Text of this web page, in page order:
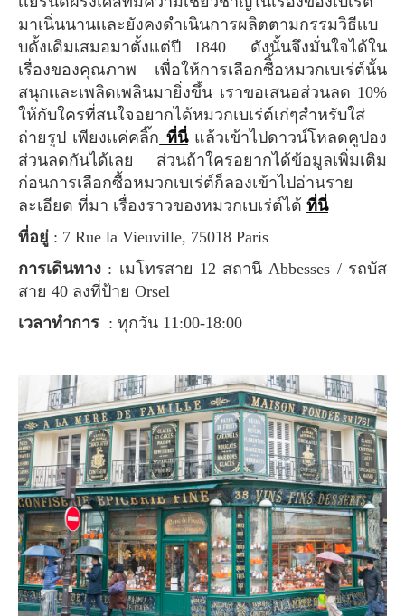
มาเนิ่นนานเเละยังคงดำเนินการผลิตตามกรรมวิธีเเบ
บดั้งเดิมเสมอมาตั้งเเต่ปี 1840 ดังนั้นจึงมั่นใจได้ใน
เรื่องของคุณภาพ เพื่อให้การเลือกซืิ้อหมวกเบเร่ต์นั้น
สนุกเเละเพลิดเพลินมายิ่งขึ้น เราขอเสนอส่วนลด 10%
ให้กับใครที่สนใจอยากได้หมวกเบเร่ต์เก๋ๆสำหรับใส่
ถ่ายรูป เพียงเเค่คลิ๊ก ที่นี่แล้วเข้าไปดาวน์โหลดคูปอง
ส่วนลดกันได้เลย ส่วนถ้าใครอยากได้ข้อมูลเพิ่มเติม
ก่อนการเลือกซื้อหมวกเบเร่ต์ก็ลองเข้าไปอ่านราย
ละเอียด ที่มา เรื่องราวของหมวกเบเร่ต์ได้ ที่นี่
ที่อยู่ : 7 Rue la Vieuville, 75018 Paris
การเดินทาง : เมโทรสาย 12 สถานี Abbesses / รถบัส
สาย 40 ลงที่ป้าย Orsel
เวลาทำการ : ทุกวัน 11:00-18:00